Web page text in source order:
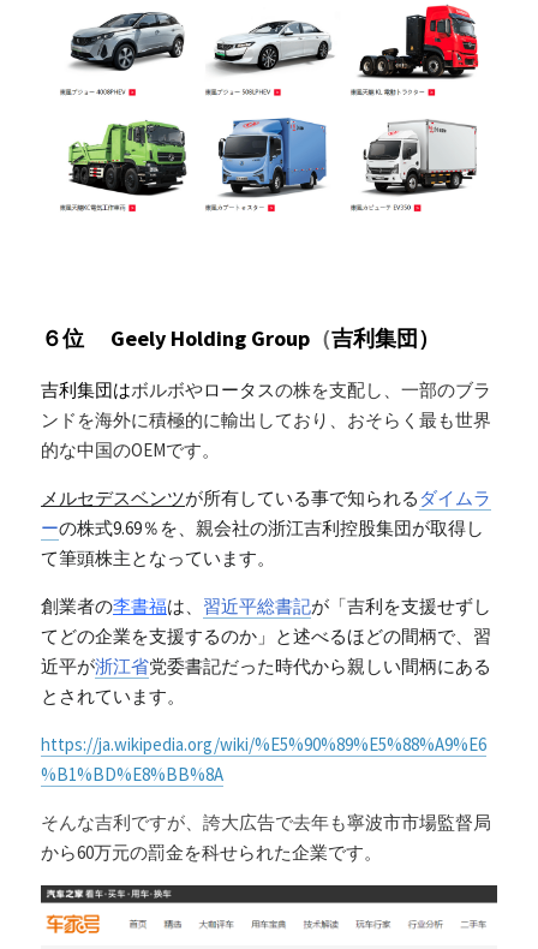
６位　 Geely Holding Group （吉利集団）
吉利集団はボルボやロータスの株を支配し、一部のブラ
ンドを海外に積極的に輸出しており、おそらく最も世界
的な中国のOEMです。
メルセデスベンツが所有している事で知られる ダイ ムラ
ーの株式9.69％を、親会社の浙江吉利控股集団が取得し
て筆頭株主となっています。
創業者の李書福は、 習近平総書記が「吉利を支援せずし
てどの企業を支援するのか」と述べるほどの間柄で、習
近平が浙江省党委書記だった時代から親しい間柄にある
とされています。
https://ja.wikipedia.org/wiki/%E5%90%89%E5%88%A9%E6
%B1%BD%E8%BB%8A
そんな吉利ですが、誇大広告で去年も寧波市市場監督局
から60万元の罰金を科せられた企業です。